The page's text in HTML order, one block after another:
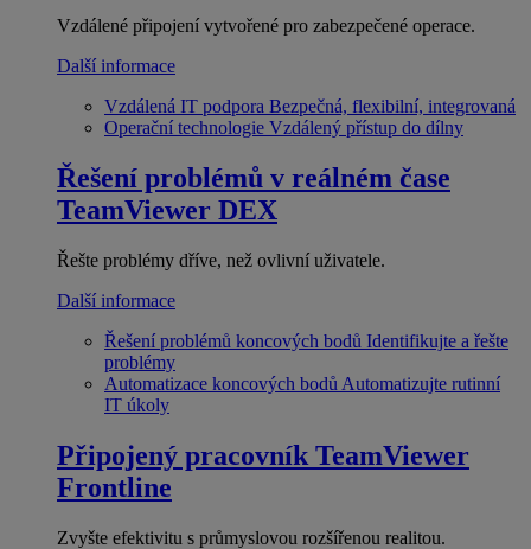
Vzdálené připojení vytvořené pro zabezpečené operace.
Další informace
Vzdálená IT podpora Bezpečná, flexibilní, integrovaná
Operační technologie Vzdálený přístup do dílny
Řešení problémů v reálném čase
TeamViewer DEX
Řešte problémy dříve, než ovlivní uživatele.
Další informace
Řešení problémů koncových bodů Identifikujte a řešte
problémy
Automatizace koncových bodů Automatizujte rutinní
IT úkoly
Připojený pracovník TeamViewer
Frontline
Zvyšte efektivitu s průmyslovou rozšířenou realitou.